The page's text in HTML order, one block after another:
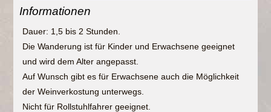
Informationen
Dauer: 1,5 bis 2 Stunden.
Die Wanderung ist für Kinder und Erwachsene geeignet
und wird dem Alter angepasst.
Auf Wunsch gibt es für Erwachsene auch die Möglichkeit
der Weinverkostung unterwegs.
Nicht für Rollstuhlfahrer geeignet.